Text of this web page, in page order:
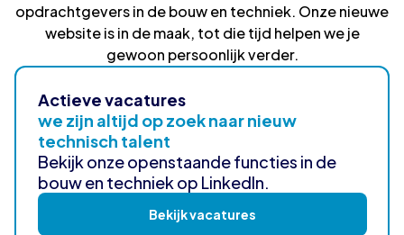
opdrachtgevers in de bouw en techniek. Onze nieuwe
website is in de maak, tot die tijd helpen we je
gewoon persoonlijk verder.
Actieve vacatures
we zijn altijd op zoek naar nieuw
technisch talent
Bekijk onze openstaande functies in de
bouw en techniek op LinkedIn.
Bekijk vacatures